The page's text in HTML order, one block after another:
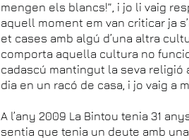
mengen els blancs!”, i jo li vaig
aquell moment em van criticar ja
et cases amb algú d’una altra
comporta aquella cultura no
cadascú mantingut la seva religió
dia en un racó de casa, i jo vaig a
A l’any 2009 La Bintou tenia 31
sentia que tenia un deute amb